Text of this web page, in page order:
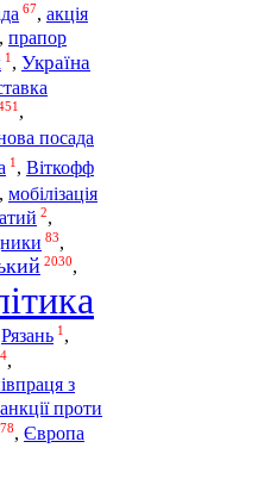
67, акція
, прапор
1 , Україна
,
посада
1 , Віткофф
, мобілізація
2,
83,
2030,
Рязань 1 ,
,
з
проти
, Європа